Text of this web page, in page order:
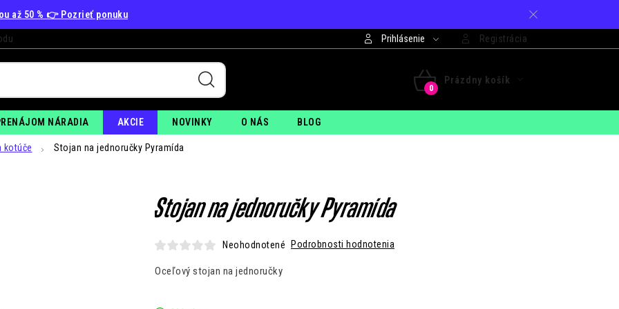
až 50 % 👉 Pozrieť ponuku
Prihlásenie Registrácia
NÁKUPNÝ
KOŠÍK
Prázdny košík
NÁRADIA AKCIE NOVINKY O NÁS BLOG
kotúče Stojan na jednoručky Pyramída
Stojan na jednoručky Pyramída
Neohodnotené Podrobnosti hodnotenia
Oceľový stojan na jednoručky